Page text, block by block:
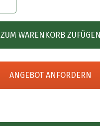
ZUM WARENKORB ZUFÜGEN
ANGEBOT ANFORDERN